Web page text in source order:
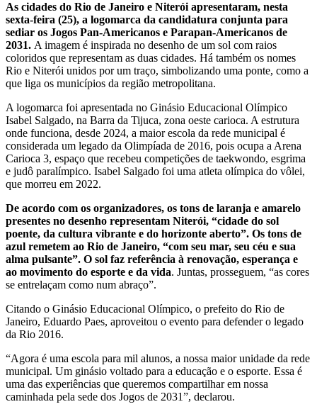
As cidades do Rio de Janeiro e Niterói apresentaram, nesta
sexta-feira (25), a logomarca da candidatura conjunta para
sediar os Jogos Pan-Americanos e Parapan-Americanos de
2031. A imagem é inspirada no desenho de um sol com raios
coloridos que representam as duas cidades. Há também os nomes
Rio e Niterói unidos por um traço, simbolizando uma ponte, como a
que liga os municípios da região metropolitana.
A logomarca foi apresentada no Ginásio Educacional Olímpico
Isabel Salgado, na Barra da Tijuca, zona oeste carioca. A estrutura
onde funciona, desde 2024, a maior escola da rede municipal é
considerada um legado da Olimpíada de 2016, pois ocupa a Arena
Carioca 3, espaço que recebeu competições de taekwondo, esgrima
e judô paralímpico. Isabel Salgado foi uma atleta olímpica do vôlei,
que morreu em 2022.
De acordo com os organizadores, os tons de laranja e amarelo
presentes no desenho representam Niterói, “cidade do sol
poente, da cultura vibrante e do horizonte aberto”. Os tons de
azul remetem ao Rio de Janeiro, “com seu mar, seu céu e sua
alma pulsante”. O sol faz referência à renovação, esperança e
ao movimento do esporte e da vida. Juntas, prosseguem, “as cores
se entrelaçam como num abraço”.
Citando o Ginásio Educacional Olímpico, o prefeito do Rio de
Janeiro, Eduardo Paes, aproveitou o evento para defender o legado
da Rio 2016.
“Agora é uma escola para mil alunos, a nossa maior unidade da rede
municipal. Um ginásio voltado para a educação e o esporte. Essa é
uma das experiências que queremos compartilhar em nossa
caminhada pela sede dos Jogos de 2031”, declarou.